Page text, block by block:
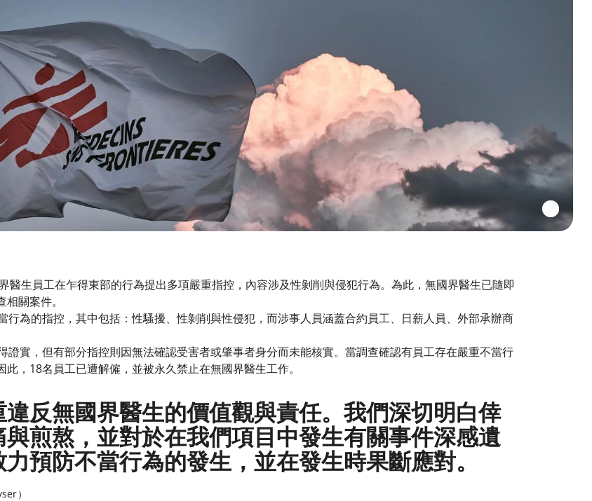
醫生員工在乍得東部的行為提出多項嚴重指控，內容涉及性剝削與侵犯行為。為此，無國界醫生已隨即
關案件。
行為的指控，其中包括：性騷擾、性剝削與性侵犯，而涉事人員涵蓋合約員工、日薪人員、外部承辦商
證實，但有部分指控則因無法確認受害者或肇事者身分而未能核實。當調查確認有員工存在嚴重不當行
，18名員工已遭解僱，並被永久禁止在無國界醫生工作。
反無國界醫生的價值觀與責任。我們深切明白倖
煎熬，並對於在我們項目中發生有關事件深感遺
預防不當行為的發生，並在發生時果斷應對。
）